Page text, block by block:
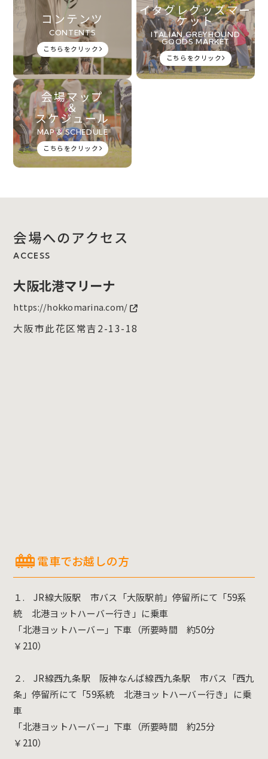
コンテンツ
CONTENTS
こちらをクリック
イタグレグッズマー
ケット
ITALIAN GREYHOUND
GOODS MARKET
こちらをクリック
会場マップ
＆
スケジュール
MAP & SCHEDULE
こちらをクリック
会場へのアクセス
ACCESS
大阪北港マリーナ
https://hokkomarina.com/
大阪市此花区常吉2-13-18
電車でお越しの方
１. JR線大阪駅 市バス「大阪駅前」停留所にて「59系
統 北港ヨットハーバー行き」に乗車
「北港ヨットハーバー」下車（所要時間 約50分
￥210）
２. JR線西九条駅 阪神なんば線西九条駅 市バス「西九
条」停留所にて「59系統 北港ヨットハーバー行き」に乗
車
「北港ヨットハーバー」下車（所要時間 約25分
￥210）